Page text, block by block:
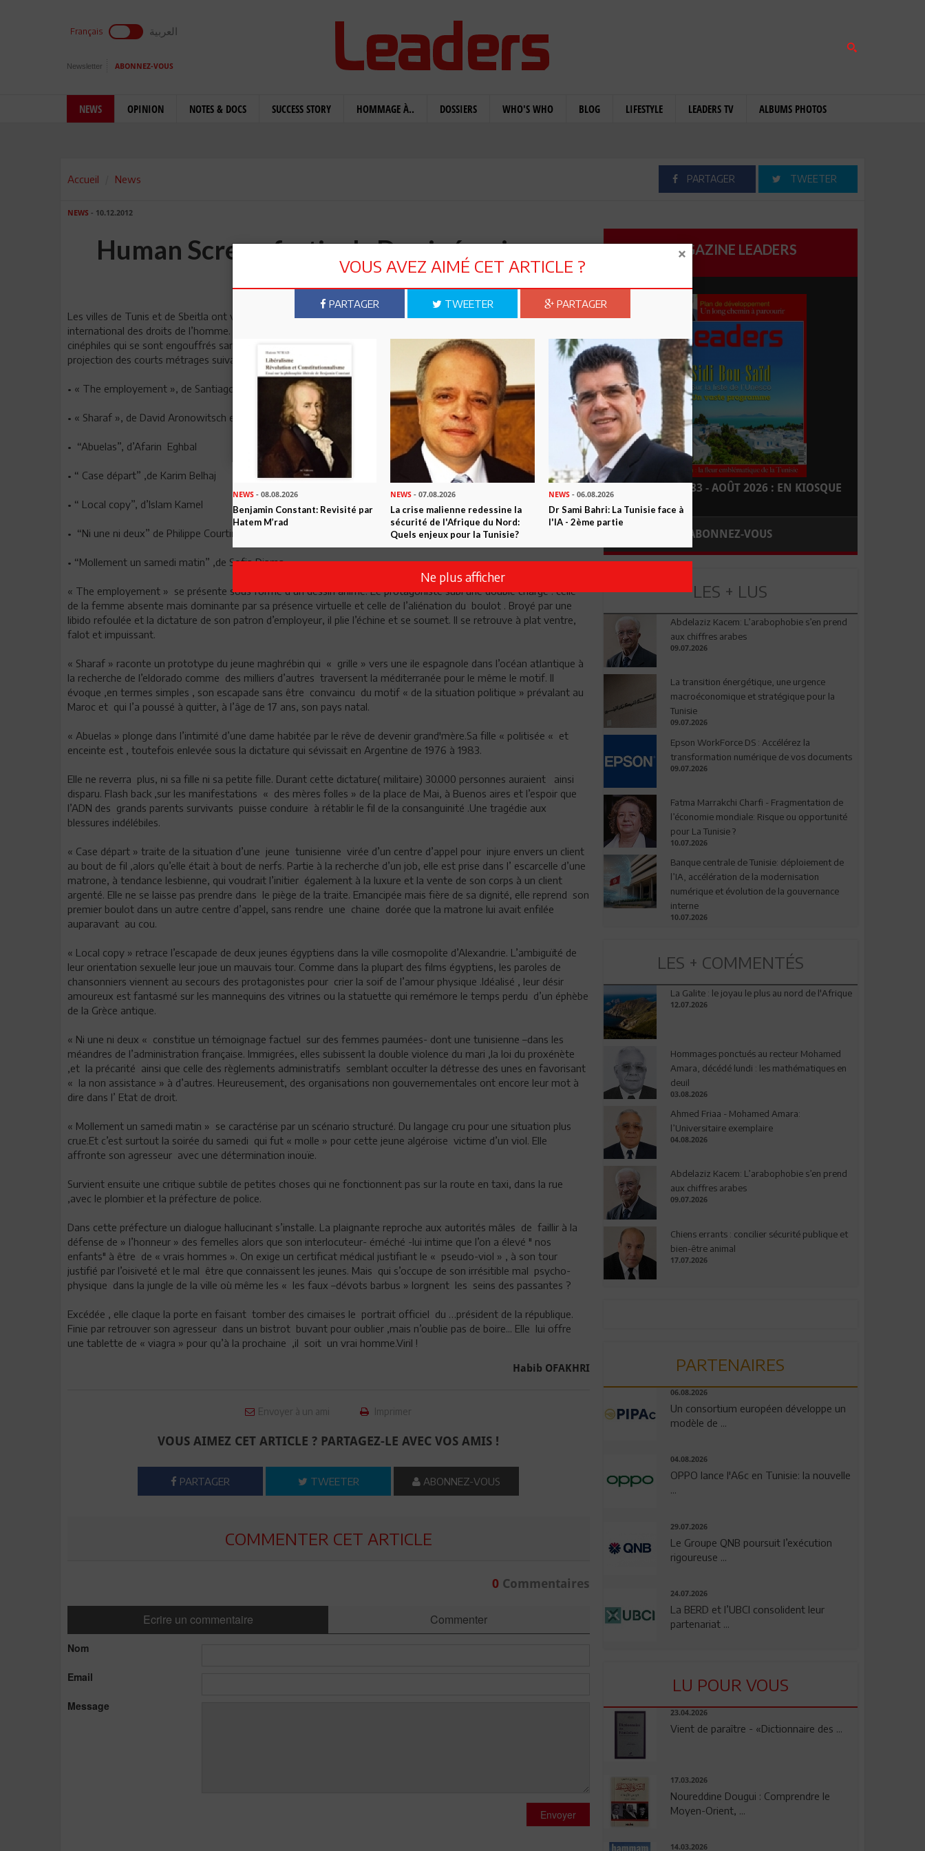
Français العربية
Newsletter ABONNEZ-VOUS
NEWS OPINION NOTES & DOCS SUCCESS STORY HOMMAGE À.. DOSSIERS WHO'S WHO BLOG LIFESTYLE LEADERS TV ALBUMS PHOTOS
Accueil News PARTAGER TWEETER
NEWS - 10.12.2012
Human Screen festival : Du ciné a visage
humain
Les villes de Tunis et de Sbeitla ont vécu du 6 au 9 décembre au rythme du 7
art dans le cadre du festival
international des droits de l’homme. En dépit de la pluie et du froid qui se sont abattus sur la capitale, le public de
cinéphiles qui se sont engouffrés samedi soir dans la salle obscure de la Maison de culture ont suivi avec intérêt la
projection des courts métrages suivants :
• « The employement », de Santiago Bou Grasso
• « Sharaf », de David Aronowitsch et Hanna Heilbor
• “Abuelas”, d’Afarin Eghbal
• “ Case départ” ,de Karim Belhaj
• “ Local copy”, d’Islam Kamel
• “Ni une ni deux” de Philippe Courtin et Akela Sari
• “Mollement un samedi matin” ,de Sofia Djama
« The employement » se présente sous forme d’un dessin animé. Le protagoniste subi une double charge : celle
de la femme absente mais dominante par sa présence virtuelle et celle de l’aliénation du boulot . Broyé par une
libido refoulée et la dictature de son patron d’employeur, il plie l’échine et se soumet. Il se retrouve à plat ventre,
falot et impuissant.
« Sharaf » raconte un prototype du jeune maghrébin qui « grille » vers une ile espagnole dans l’océan atlantique à
la recherche de l’eldorado comme des milliers d’autres traversent la méditerranée pour le même le motif. Il
évoque ,en termes simples , son escapade sans être convaincu du motif « de la situation politique » prévalant au
Maroc et qui l’a poussé à quitter, à l’âge de 17 ans, son pays natal.
« Abuelas » plonge dans l’intimité d’une dame habitée par le rêve de devenir grand'mère.Sa fille « politisée « et
enceinte est , toutefois enlevée sous la dictature qui sévissait en Argentine de 1976 à 1983.
Elle ne reverra plus, ni sa fille ni sa petite fille. Durant cette dictature( militaire) 30.000 personnes auraient ainsi
disparu. Flash back ,sur les manifestations « des mères folles » de la place de Mai, à Buenos aires et l’espoir que
l’ADN des grands parents survivants puisse conduire à rétablir le fil de la consanguinité .Une tragédie aux
blessures indélébiles.
« Case départ » traite de la situation d’une jeune tunisienne virée d’un centre d’appel pour injure envers un client
au bout de fil ,alors qu’elle était à bout de nerfs. Partie à la recherche d’un job, elle est prise dans l’ escarcelle d’une
matrone, à tendance lesbienne, qui voudrait l’initier également à la luxure et la vente de son corps à un client
argenté. Elle ne se laisse pas prendre dans le piège de la traite. Emancipée mais fière de sa dignité, elle reprend son
premier boulot dans un autre centre d’appel, sans rendre une chaine dorée que la matrone lui avait enfilée
auparavant au cou.
« Local copy » retrace l’escapade de deux jeunes égyptiens dans la ville cosmopolite d’Alexandrie. L’ambiguïté de
leur orientation sexuelle leur joue un mauvais tour. Comme dans la plupart des films égyptiens, les paroles de
chansonniers viennent au secours des protagonistes pour crier la soif de l’amour physique .Idéalisé , leur désir
amoureux est fantasmé sur les mannequins des vitrines ou la statuette qui remémore le temps perdu d’un éphèbe
de la Grèce antique.
« Ni une ni deux « constitue un témoignage factuel sur des femmes paumées- dont une tunisienne –dans les
méandres de l’administration française. Immigrées, elles subissent la double violence du mari ,la loi du proxénète
,et la précarité ainsi que celle des règlements administratifs semblant occulter la détresse des unes en favorisant
« la non assistance » à d’autres. Heureusement, des organisations non gouvernementales ont encore leur mot à
dire dans l’ Etat de droit.
« Mollement un samedi matin » se caractérise par un scénario structuré. Du langage cru pour une situation plus
crue.Et c’est surtout la soirée du samedi qui fut « molle » pour cette jeune algéroise victime d’un viol. Elle
affronte son agresseur avec une détermination inouïe.
Survient ensuite une critique subtile de petites choses qui ne fonctionnent pas sur la route en taxi, dans la rue
,avec le plombier et la préfecture de police.
Dans cette préfecture un dialogue hallucinant s’installe. La plaignante reproche aux autorités mâles de faillir à la
défense de » l’honneur » des femelles alors que son interlocuteur- éméché -lui intime que l’on a élevé " nos
enfants" à être de « vrais hommes ». On exige un certificat médical justifiant le « pseudo-viol » , à son tour
justifié par l’oisiveté et le mal être que connaissent les jeunes. Mais qui s’occupe de son irrésitible mal psycho-
physique dans la jungle de la ville où même les « les faux –dévots barbus » lorgnent les seins des passantes ?
Excédée , elle claque la porte en faisant tomber des cimaises le portrait officiel du …président de la république.
Finie par retrouver son agresseur dans un bistrot buvant pour oublier ,mais n’oublie pas de boire... Elle lui offre
une tablette de « viagra » pour qu’à la prochaine ,il soit un vrai homme.Viril !
Habib OFAKHRI
Envoyer à un ami Imprimer
VOUS AIMEZ CET ARTICLE ? PARTAGEZ-LE AVEC VOS AMIS !
PARTAGER TWEETER ABONNEZ-VOUS
COMMENTER CET ARTICLE
0Commentaires
Ecrire un commentaire Commenter
Nom
Email
Message
Envoyer
MAGAZINE LEADERS
LEADERS N° 183 - AOÛT 2026 : EN KIOSQUE
ABONNEZ-VOUS
LES + LUS
Abdelaziz Kacem: L’arabophobie s’en prend
aux chiffres arabes
09.07.2026
La transition énergétique, une urgence
macroéconomique et stratégique pour la
Tunisie
09.07.2026
Epson WorkForce DS : Accélérez la
transformation numérique de vos documents
09.07.2026
Fatma Marrakchi Charfi - Fragmentation de
l’économie mondiale: Risque ou opportunité
pour La Tunisie ?
10.07.2026
Banque centrale de Tunisie: déploiement de
l’IA, accélération de la modernisation
numérique et évolution de la gouvernance
interne
10.07.2026
LES + COMMENTÉS
La Galite : le joyau le plus au nord de l'Afrique
12.07.2026
Hommages ponctués au recteur Mohamed
Amara, décédé lundi : les mathématiques en
deuil
03.08.2026
Ahmed Friaa - Mohamed Amara:
l’Universitaire exemplaire
04.08.2026
Abdelaziz Kacem: L’arabophobie s’en prend
aux chiffres arabes
09.07.2026
Chiens errants : concilier sécurité publique et
bien-être animal
17.07.2026
PARTENAIRES
06.08.2026
Un consortium européen développe un
modèle de ...
04.08.2026
OPPO lance l'A6c en Tunisie: la nouvelle
...
29.07.2026
Le Groupe QNB poursuit l’exécution
rigoureuse ...
24.07.2026
La BERD et l’UBCI consolident leur
partenariat ...
LU POUR VOUS
23.04.2026
Vient de paraître - «Dictionnaire des ...
17.03.2026
Noureddine Dougui : Comprendre le
Moyen-Orient, ...
14.03.2026
VOUS AVEZ AIMÉ CET ARTICLE ?
PARTAGER TWEETER PARTAGER
NEWS - 08.08.2026
Benjamin Constant: Revisité par
Hatem M’rad
NEWS - 07.08.2026
La crise malienne redessine la
sécurité de l'Afrique du Nord:
Quels enjeux pour la Tunisie?
NEWS- 06.08.2026
Dr Sami Bahri: La Tunisie face à
l'IA - 2ème partie
Ne plus afficher